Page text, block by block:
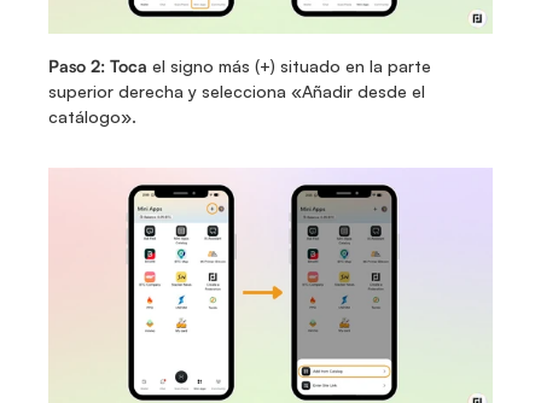
Paso 2: Toca el signo más (+) situado en la parte
superior derecha y selecciona «Añadir desde el
catálogo».